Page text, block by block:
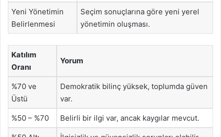
Yeni Yönetimin
Belirlenmesi
Seçim sonuçlarına göre yeni yerel
yönetimin oluşması.
Katılım
Oranı
Yorum
%70 ve
Üstü
Demokratik bilinç yüksek, toplumda güven
var.
%50 – %70 Belirli bir ilgi var, ancak kaygılar mevcut.